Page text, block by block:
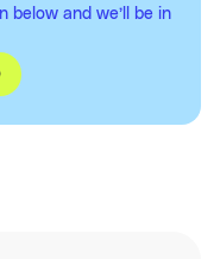
below and we’ll be in